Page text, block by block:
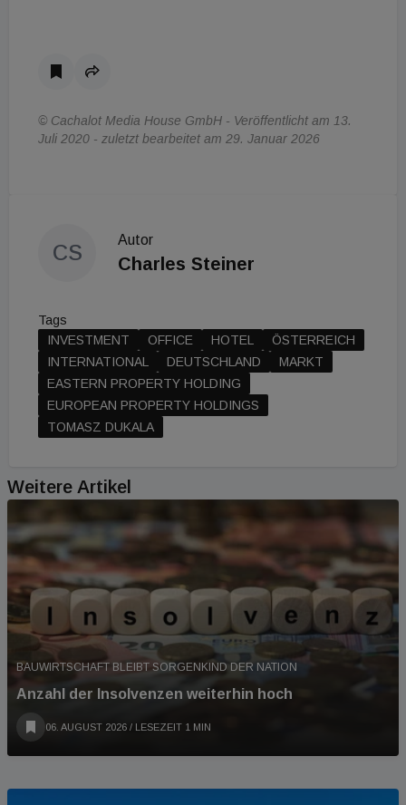
© Cachalot Media House GmbH - Veröffentlicht am 13.
Juli 2020 - zuletzt bearbeitet am 29. Januar 2026
CS
Autor
Charles Steiner
Tags
INVESTMENT
OFFICE HOTEL
ÖSTERREICH
INTERNATIONAL
DEUTSCHLAND
MARKT
EASTERN PROPERTY HOLDING
EUROPEAN PROPERTY HOLDINGS
TOMASZ DUKALA
Weitere Artikel
BAUWIRTSCHAFT BLEIBT SORGENKIND DER NATION
Anzahl der Insolvenzen weiterhin hoch
06. AUGUST 2026 / LESEZEIT 1 MIN